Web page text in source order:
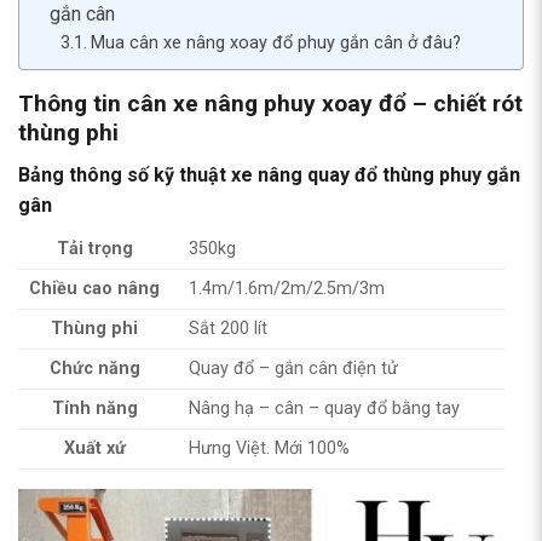
gắn cân
Mua cân xe nâng xoay đổ phuy gắn cân ở đâu?
Thông tin cân xe nâng phuy xoay đổ – chiết rót
thùng phi
Bảng thông số kỹ thuật xe nâng quay đổ thùng phuy gắn
gân
Tải trọng
350kg
Chiều cao nâng
1.4m/1.6m/2m/2.5m/3m
Thùng phi
Sắt 200 lít
Chức năng
Quay đổ – gắn cân điện tử
Tính năng
Nâng hạ – cân – quay đổ bằng tay
Xuất xứ
Hưng Việt. Mới 100%